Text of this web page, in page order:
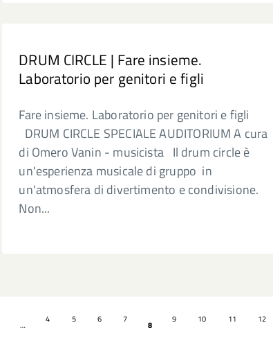
DRUM CIRCLE | Fare insieme.
Laboratorio per genitori e figli
Fare insieme. Laboratorio per genitori e figli
DRUM CIRCLE SPECIALE AUDITORIUM A cura
di Omero Vanin - musicista Il drum circle è
un'esperienza musicale di gruppo in
un'atmosfera di divertimento e condivisione.
Non...
…
4 5 6 7
8
9 10 11 12